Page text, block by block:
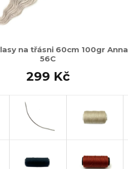
na třásni 60cm 100gr Anna
56C
299 Kč